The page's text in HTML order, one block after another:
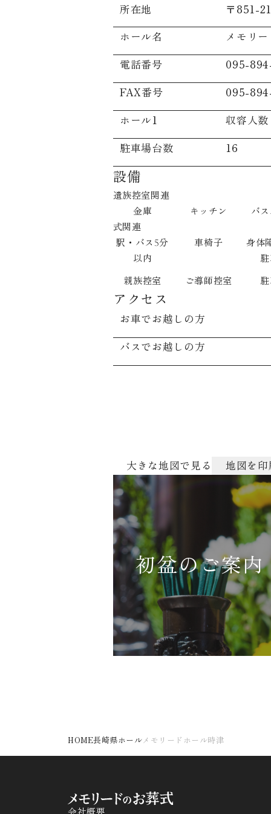
所在地
〒851-
ホール名
メモリ
電話番号
095-
FAX番号
095-
ホール1
収容人
駐車場台数
16
設備
遺族控室関連
金庫
キッチン
バ
式関連
駅・バス5分
以内
車椅子
身体
親族控室 ご導師控室
アクセス
お車でお越しの方
バスでお越しの方
大きな地図で見る 地図を印
初盆のご案内
HOME長崎県ホールメモリードホール時津
会社概要